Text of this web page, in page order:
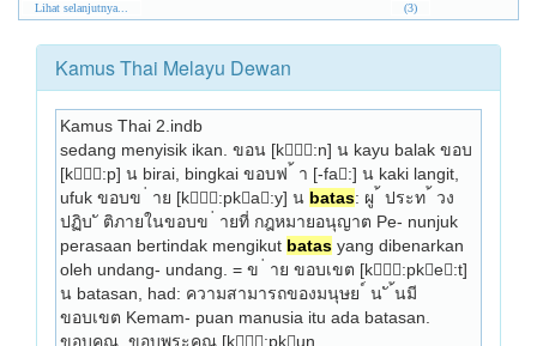
Lihat selanjutnya... (3)
Kamus Thai Melayu Dewan
Kamus Thai 2.indb
sedang menyisik ikan. ขอน [k:n] น kayu balak ขอบ
[k:p] น birai, bingkai ขอบฟ ้ า [-fa:] น kaki langit,
ufuk ขอบข ่ าย [k:pka:y] น batas: ผู ้ ประท ้ วง
ปฏิบ ั ติภายในขอบข ่ ายที่ กฎหมายอนุญาต Pe- nunjuk
perasaan bertindak mengikut batas yang dibenarkan
oleh undang- undang. = ข ่ าย ขอบเขต [k:pke:t]
น batasan, had: ความสามารถของมนุษย ์ น ั ้นมี
ขอบเขต Kemam- puan manusia itu ada batasan.
ขอบคุณ, ขอบพระคุณ [k:pkun